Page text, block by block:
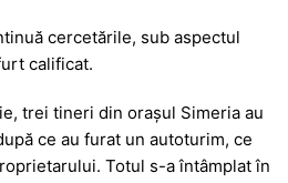
cercetările, sub aspectul
calificat.
trei tineri din orașul Simeria au
ce au furat un autoturim, ce
Totul s-a întâmplat în